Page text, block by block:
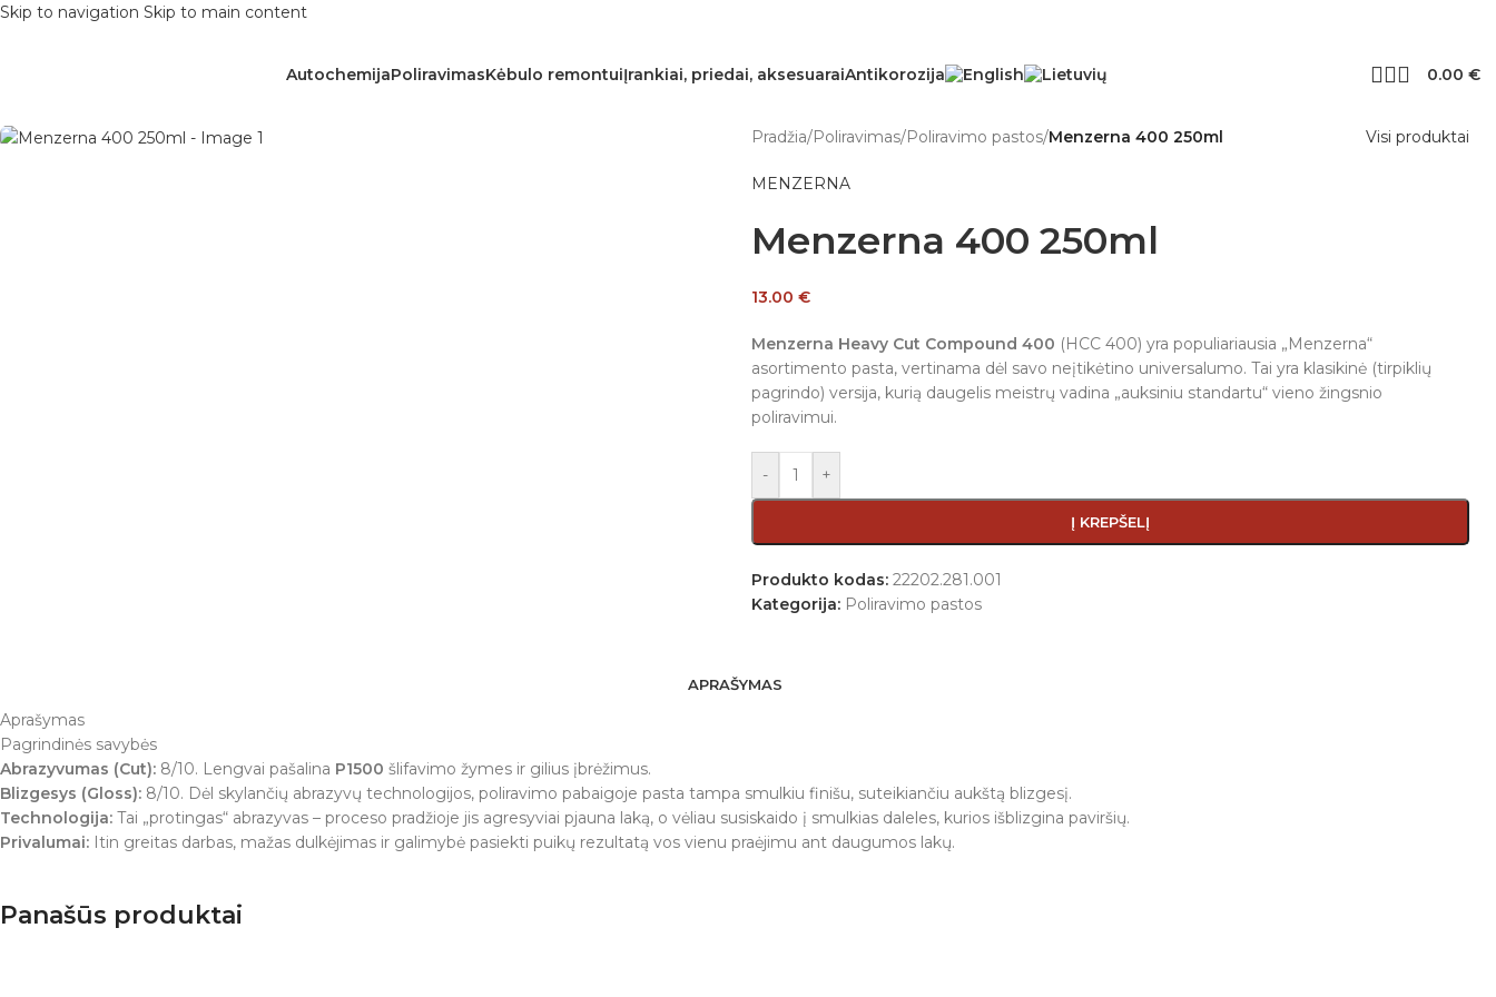
Skip to navigation Skip to main content
AutochemijaPoliravimasKėbulo remontuiĮrankiai, priedai, aksesuaraiAntikorozija 0.00 €
Pradžia/Poliravimas/Poliravimo pastos/Menzerna 400 250ml Visi produktai
MENZERNA
Menzerna 400 250ml
13.00 €
Menzerna Heavy Cut Compound 400 (HCC 400) yra populiariausia „Menzerna“
asortimento pasta, vertinama dėl savo neįtikėtino universalumo. Tai yra klasikinė (tirpiklių
pagrindo) versija, kurią daugelis meistrų vadina „auksiniu standartu“ vieno žingsnio
poliravimui.
- +
Į KREPŠELĮ
Produkto kodas: 22202.281.001
Kategorija: Poliravimo pastos
APRAŠYMAS
Aprašymas
Pagrindinės savybės
Abrazyvumas (Cut): 8/10. Lengvai pašalina P1500 šlifavimo žymes ir gilius įbrėžimus.
Blizgesys (Gloss): 8/10. Dėl skylančių abrazyvų technologijos, poliravimo pabaigoje pasta tampa smulkiu finišu, suteikiančiu aukštą blizgesį.
Technologija: Tai „protingas“ abrazyvas – proceso pradžioje jis agresyviai pjauna laką, o vėliau susiskaido į smulkias daleles, kurios išblizgina paviršių.
Privalumai: Itin greitas darbas, mažas dulkėjimas ir galimybė pasiekti puikų rezultatą vos vienu praėjimu ant daugumos lakų.
Panašūs produktai